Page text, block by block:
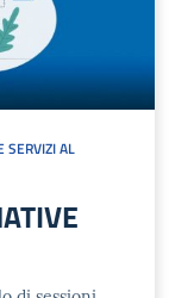
SERVIZI AL